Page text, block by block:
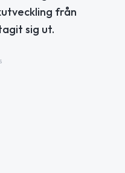
från
sig ut.